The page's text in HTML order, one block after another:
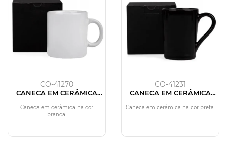
CO-41270
CANECA EM CERÂMICA
CAIXA
Caneca em cerâmica na cor
branca.
CO-41231
CANECA EM CERÂMICA
CAIXA
Caneca em cerâmica na cor preta.